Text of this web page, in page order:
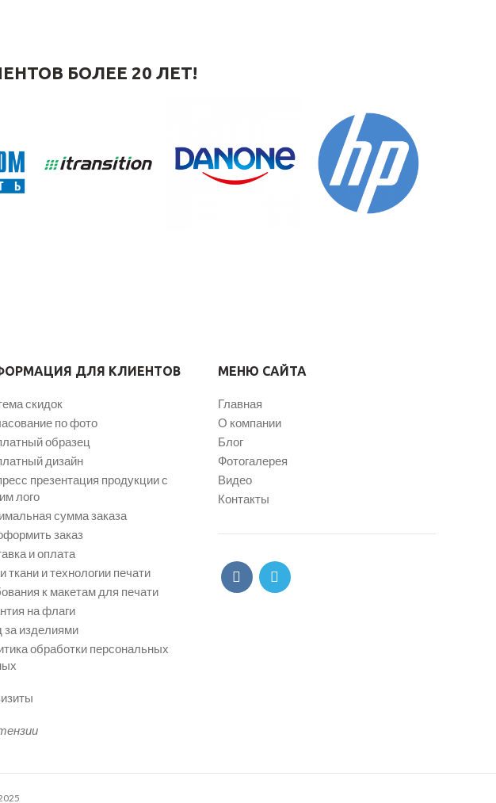
БОЛЕЕ 20 ЛЕТ!
ДЛЯ КЛИЕНТОВ
скидок
по фото
образец
дизайн
презентация продукции с
лого
сумма заказа
заказ
и оплата
ткани и технологии печати
к макетам для печати
на флаги
за изделиями
обработки персональных
МЕНЮ САЙТА
Главная
О компании
Блог
Фотогалерея
Видео
Контакты